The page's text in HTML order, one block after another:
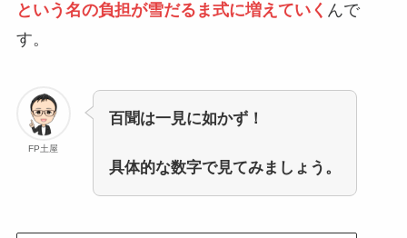
という名の負担が雪だるま式に増えていく んで
す。
FP土屋
百聞は一見に如かず！
具体的な数字で見てみましょう。